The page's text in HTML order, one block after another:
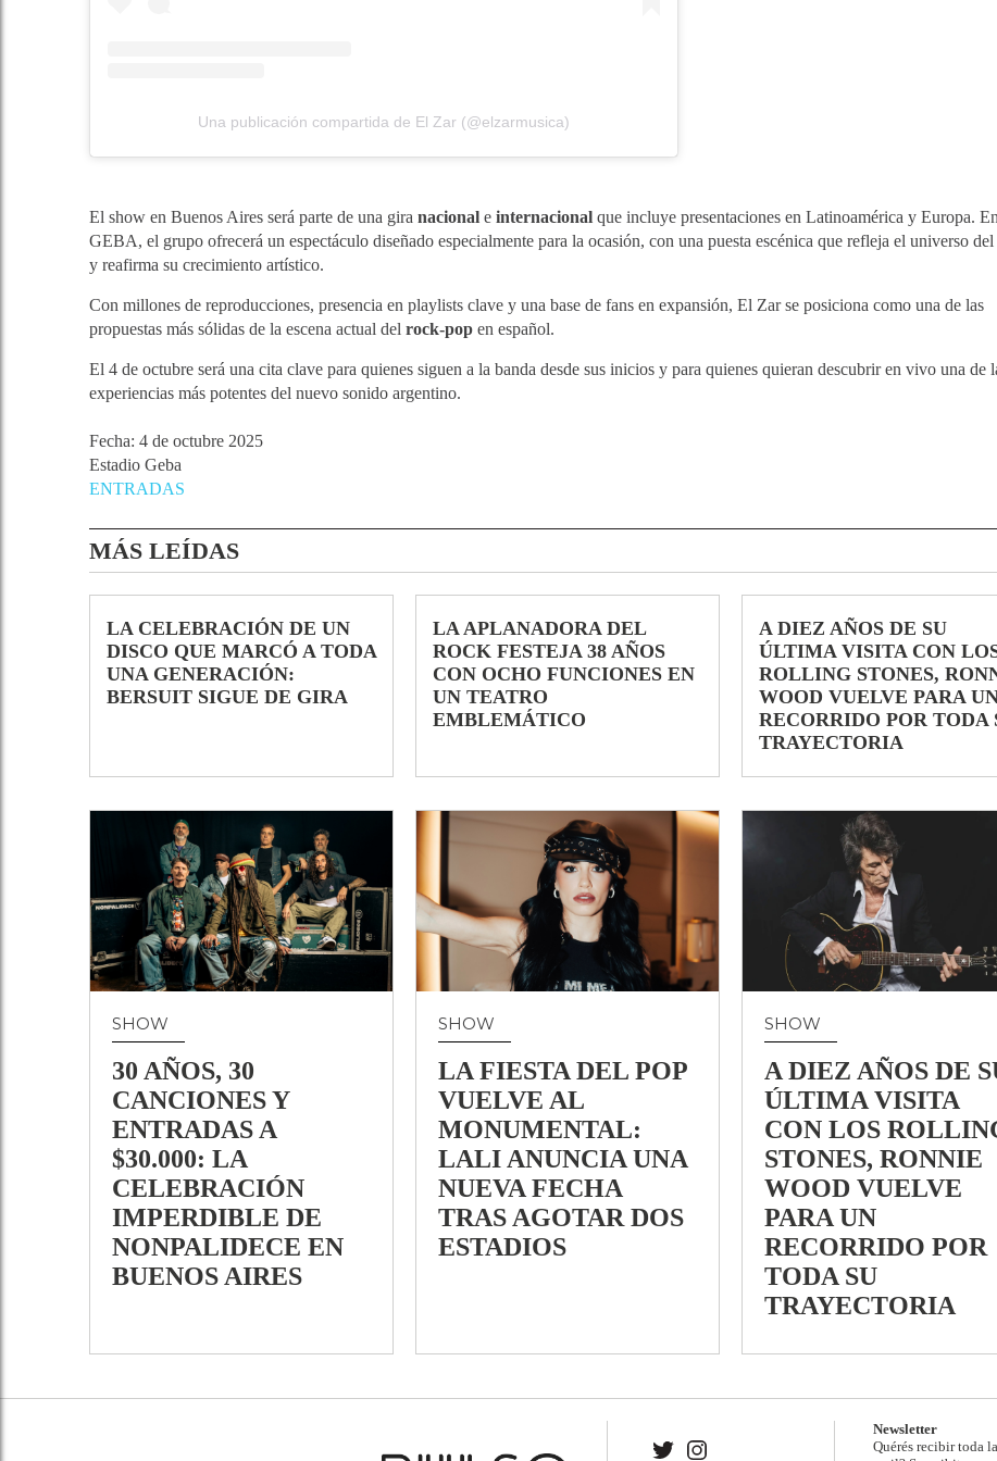
Una publicación compartida de El Zar (@elzarmusica)
El show en Buenos Aires será parte de una gira nacional e internacional que incluye presentaciones en Latinoamérica y Europa. En
GEBA, el grupo ofrecerá un espectáculo diseñado especialmente para la ocasión, con una puesta escénica que refleja el universo
y reafirma su crecimiento artístico.
Con millones de reproducciones, presencia en playlists clave y una base de fans en expansión, El Zar se posiciona como una de las
propuestas más sólidas de la escena actual del rock-pop en español.
El 4 de octubre será una cita clave para quienes siguen a la banda desde sus inicios y para quienes quieran descubrir en vivo una de
experiencias más potentes del nuevo sonido argentino.
Fecha: 4 de octubre 2025
Estadio Geba
ENTRADAS
MÁS LEÍDAS
LA CELEBRACIÓN DE UN
DISCO QUE MARCÓ A TODA
UNA GENERACIÓN:
BERSUIT SIGUE DE GIRA
LA APLANADORA DEL
ROCK FESTEJA 38 AÑOS
CON OCHO FUNCIONES EN
UN TEATRO
EMBLEMÁTICO
A DIEZ AÑOS DE SU
ÚLTIMA VISITA CON
ROLLING STONES,
WOOD VUELVE PARA
RECORRIDO POR TODA
TRAYECTORIA
SHOW
30 AÑOS, 30
CANCIONES Y
ENTRADAS A
$30.000: LA
CELEBRACIÓN
IMPERDIBLE DE
NONPALIDECE EN
BUENOS AIRES
SHOW
LA FIESTA DEL POP
VUELVE AL
MONUMENTAL:
LALI ANUNCIA UNA
NUEVA FECHA
TRAS AGOTAR DOS
ESTADIOS
SHOW
A DIEZ AÑOS DE
ÚLTIMA VISITA
CON LOS
STONES, RONNIE
WOOD VUELVE
PARA UN
RECORRIDO POR
TODA SU
TRAYECTORIA
Newsletter
Quérés recibir toda